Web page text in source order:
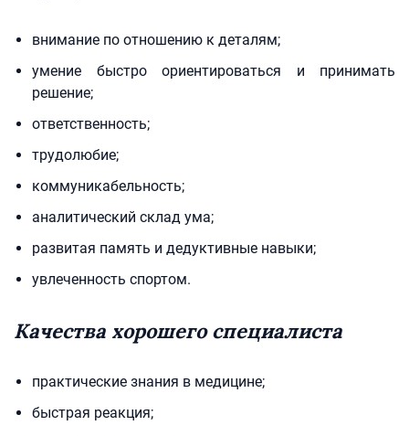
внимание по отношению к деталям;
умение быстро ориентироваться и принимать
решение;
ответственность;
трудолюбие;
коммуникабельность;
аналитический склад ума;
развитая память и дедуктивные навыки;
увлеченность спортом.
Качества хорошего специалиста
практические знания в медицине;
быстрая реакция;